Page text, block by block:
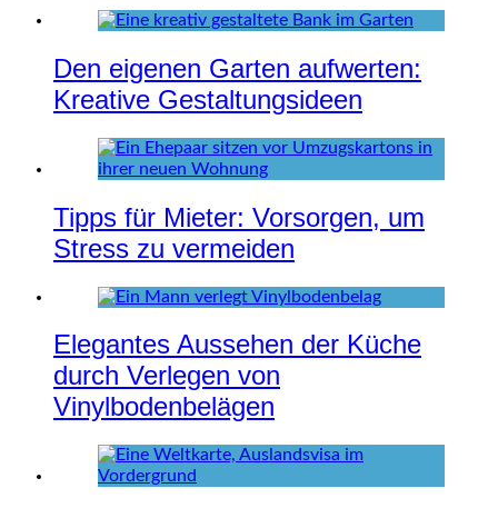
Den eigenen Garten aufwerten:
Kreative Gestaltungsideen
Tipps für Mieter: Vorsorgen, um
Stress zu vermeiden
Elegantes Aussehen der Küche
durch Verlegen von
Vinylbodenbelägen